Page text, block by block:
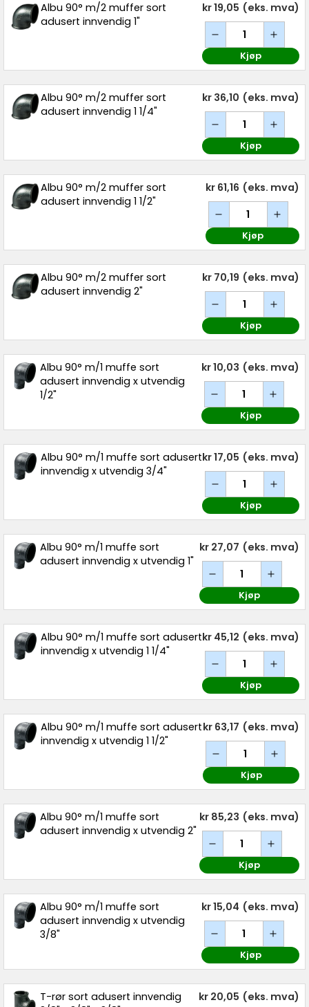
Albu 90° m/2 muffer sort
adusert innvendig 1"
kr 19,05 (eks. mva)
Kjøp
Albu 90° m/2 muffer sort
adusert innvendig 1 1/4"
kr 36,10 (eks. mva)
Kjøp
Albu 90° m/2 muffer sort
adusert innvendig 1 1/2"
kr 61,16 (eks. mva)
Kjøp
Albu 90° m/2 muffer sort
adusert innvendig 2"
kr 70,19 (eks. mva)
Kjøp
Albu 90° m/1 muffe sort
adusert innvendig x utvendig
1/2"
kr 10,03 (eks. mva)
Kjøp
Albu 90° m/1 muffe sort adusert
innvendig x utvendig 3/4"
kr 17,05 (eks. mva)
Kjøp
Albu 90° m/1 muffe sort
adusert innvendig x utvendig 1"
kr 27,07 (eks. mva)
Kjøp
Albu 90° m/1 muffe sort adusert
innvendig x utvendig 1 1/4"
kr 45,12 (eks. mva)
Kjøp
Albu 90° m/1 muffe sort adusert
innvendig x utvendig 1 1/2"
kr 63,17 (eks. mva)
Kjøp
Albu 90° m/1 muffe sort
adusert innvendig x utvendig 2"
kr 85,23 (eks. mva)
Kjøp
Albu 90° m/1 muffe sort
adusert innvendig x utvendig
3/8"
kr 15,04 (eks. mva)
Kjøp
T-rør sort adusert innvendig
kr 20,05 (eks. mva)